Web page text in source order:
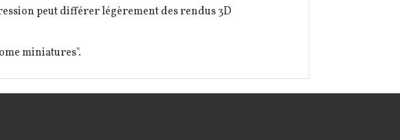
peut différer légèrement des rendus 3D
miniatures".